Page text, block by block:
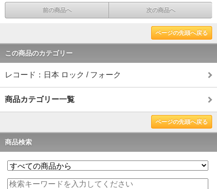
前の商品へ 次の商品へ
ページの先頭へ戻る
この商品のカテゴリー
レコード：日本 ロック / フォーク
商品カテゴリー一覧
ページの先頭へ戻る
商品検索